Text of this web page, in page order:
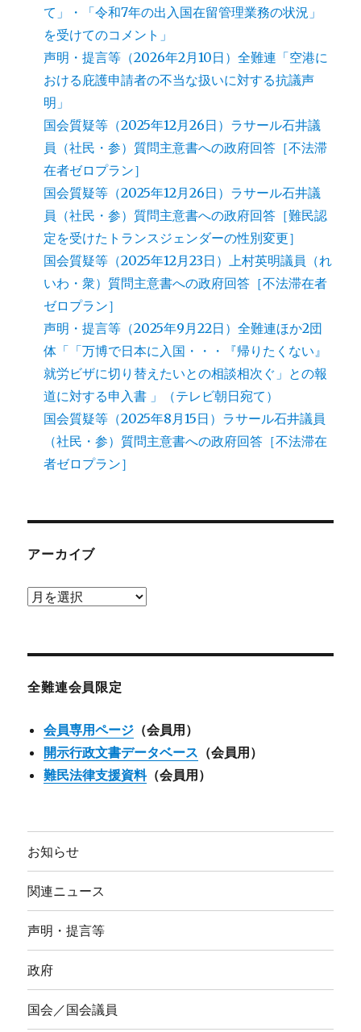
て」・「令和7年の出入国在留管理業務の状況」
を受けてのコメント」
声明・提言等（2026年2月10日）全難連「空港に
おける庇護申請者の不当な扱いに対する抗議声
明」
国会質疑等（2025年12月26日）ラサール石井議
員（社民・参）質問主意書への政府回答［不法滞
在者ゼロプラン］
国会質疑等（2025年12月26日）ラサール石井議
員（社民・参）質問主意書への政府回答［難民認
定を受けたトランスジェンダーの性別変更］
国会質疑等（2025年12月23日）上村英明議員（れ
いわ・衆）質問主意書への政府回答［不法滞在者
ゼロプラン］
声明・提言等（2025年9月22日）全難連ほか2団
体「「万博で日本に入国・・・『帰りたくない』
就労ビザに切り替えたいとの相談相次ぐ」との報
道に対する申入書 」（テレビ朝日宛て）
国会質疑等（2025年8月15日）ラサール石井議員
（社民・参）質問主意書への政府回答［不法滞在
者ゼロプラン］
アーカイブ
ア
ブ
全難連会員限定
会員専用ページ （会員用）
開示行政文書データベース （会員用）
難民法律支援資料（会員用）
お知らせ
関連ニュース
声明・提言等
政府
国会／国会議員